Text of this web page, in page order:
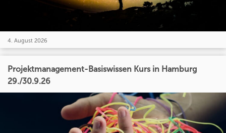
4. August 2026
Projektmanagement-Basiswissen Kurs in Hamburg
29./30.9.26